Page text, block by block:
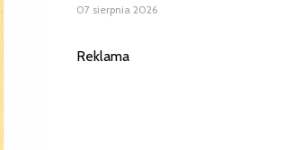
07 sierpnia 2026
Reklama